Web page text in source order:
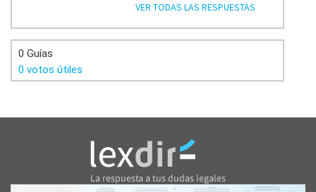
VER TODAS LAS RESPUESTAS
0 Guías
0 votos útiles